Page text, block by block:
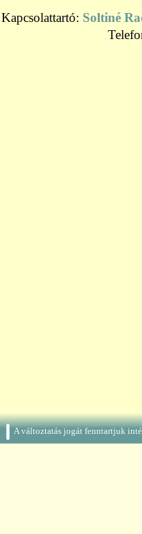
Kapcsolattartó: Soltiné
A változtatás jogát fenntartjuk